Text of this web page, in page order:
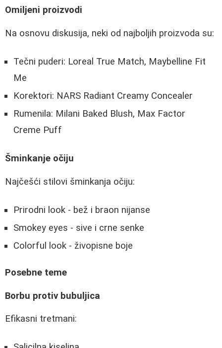
Omiljeni proizvodi
Na osnovu diskusija, neki od najboljih proizvoda su:
Tečni puderi: Loreal True Match, Maybelline Fit
Me
Korektori: NARS Radiant Creamy Concealer
Rumenila: Milani Baked Blush, Max Factor
Creme Puff
Šminkanje očiju
Najčešći stilovi šminkanja očiju:
Prirodni look - bež i braon nijanse
Smokey eyes - sive i crne senke
Colorful look - živopisne boje
Posebne teme
Borbu protiv bubuljica
Efikasni tretmani: